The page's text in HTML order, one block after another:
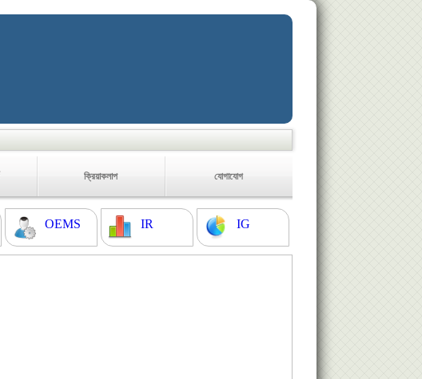
ক্রিয়াকলাপ যোগাযোগ
OEMS IR IG